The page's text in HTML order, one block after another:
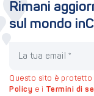
Rimani
sul mondo
Questo sito è protetto
Policy e i Termini di